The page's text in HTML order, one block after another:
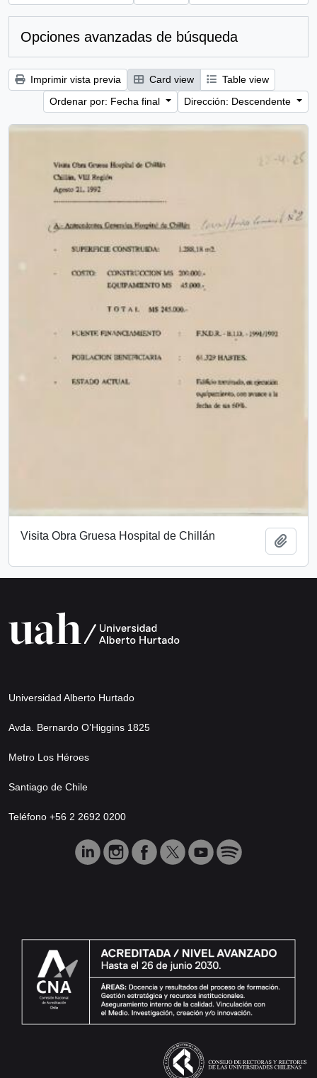
Opciones avanzadas de búsqueda
Imprimir vista previa Card view
Table view
Ordenar por: Fecha final
Dirección: Descendente
Visita Obra Gruesa Hospital de Chillán
Universidad Alberto Hurtado
Avda. Bernardo O’Higgins 1825
Metro Los Héroes
Santiago de Chile
Teléfono +56 2 2692 0200